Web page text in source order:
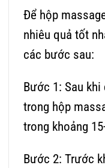
Để hộp
nhiêu quả tốt
các bước sau:
Bước 1: Sau
trong hộp
trong khoảng
Bước 2: Trước